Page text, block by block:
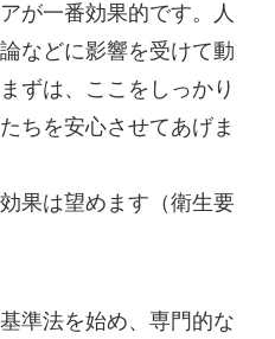
が一番効果的です。人
などに影響を受けて動
ずは、ここをしっかり
ちを安心させてあげま
果は望めます（衛生要
準法を始め、専門的な